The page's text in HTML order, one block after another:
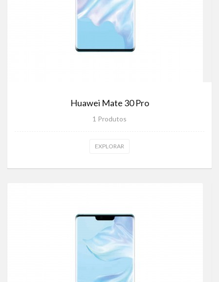
Huawei Mate 30 Pro
1 Produtos
EXPLORAR